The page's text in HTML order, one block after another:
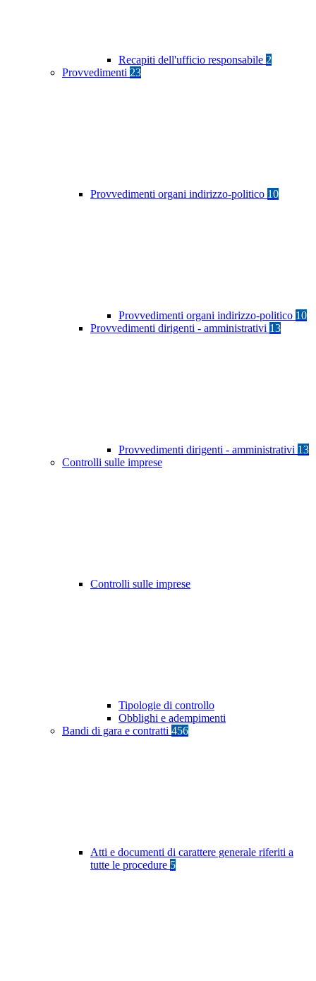
Recapiti dell'ufficio responsabile 2
Provvedimenti 23
Provvedimenti organi indirizzo-politico 10
Provvedimenti organi indirizzo-politico 10
Provvedimenti dirigenti - amministrativi 13
Provvedimenti dirigenti - amministrativi 13
Controlli sulle imprese
Controlli sulle imprese
Tipologie di controllo
Obblighi e adempimenti
Bandi di gara e contratti 456
Atti e documenti di carattere generale riferiti a
tutte le procedure 5